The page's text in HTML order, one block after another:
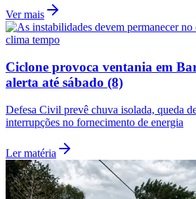
Ver mais
clima tempo
Ciclone provoca ventania em
alerta até sábado (8)
Defesa Civil prevê chuva isolada, queda
interrupções no fornecimento de energia
Ler matéria